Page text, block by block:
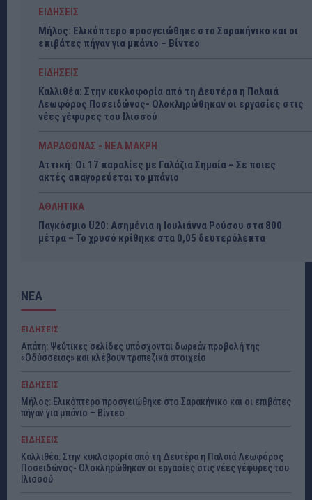
ΕΙΔΗΣΕΙΣ
Μήλος: Ελικόπτερο προσγειώθηκε στο Σαρακήνικο και οι
επιβάτες πήγαν για μπάνιο – Βίντεο
ΕΙΔΗΣΕΙΣ
Καλλιθέα: Στην κυκλοφορία από τη Δευτέρα η Παλαιά
Λεωφόρος Ποσειδώνος- Ολοκληρώθηκαν οι εργασίες στις
νέες γέφυρες του Ιλισσού
ΜΑΡΑΘΩΝΑΣ - ΝΕΑ ΜΑΚΡΗ
Αττική: Οι 17 παραλίες με Γαλάζια Σημαία – Σε ποιες
ακτές απαγορεύεται το μπάνιο
ΑΘΛΗΤΙΚΑ
Παγκόσμιο U20: Ασημένια η Ιουλιάννα Ρούσου στα 800
μέτρα – Το χρυσό κρίθηκε στα 0,05 δευτερόλεπτα
ΝΕΑ
ΕΙΔΗΣΕΙΣ
Απάτη: Ψεύτικες σελίδες υπόσχονται δωρεάν προβολή της
«Οδύσσειας» και κλέβουν τραπεζικά στοιχεία
ΕΙΔΗΣΕΙΣ
Μήλος: Ελικόπτερο προσγειώθηκε στο Σαρακήνικο και οι επιβάτες
πήγαν για μπάνιο – Βίντεο
ΕΙΔΗΣΕΙΣ
Καλλιθέα: Στην κυκλοφορία από τη Δευτέρα η Παλαιά Λεωφόρος
Ποσειδώνος- Ολοκληρώθηκαν οι εργασίες στις νέες γέφυρες του
Ιλισσού